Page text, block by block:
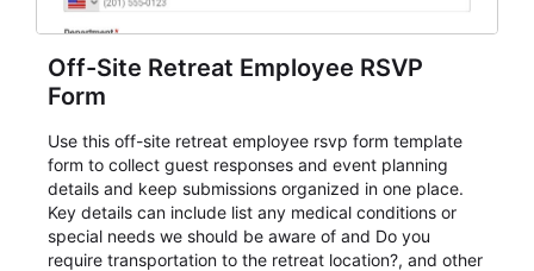
Off-Site Retreat Employee RSVP
Form
Use this off-site retreat employee rsvp form template
form to collect guest responses and event planning
details and keep submissions organized in one place.
Key details can include list any medical conditions or
special needs we should be aware of and Do you
require transportation to the retreat location?, and other